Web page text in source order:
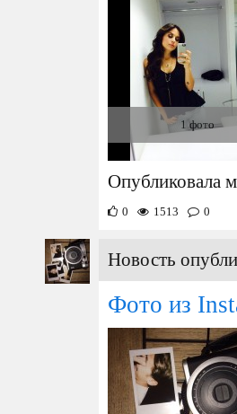
1 фото
Опубликовала
0 1513 0
Новость
Фото из